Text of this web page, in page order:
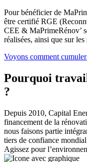
Pour bénéficier de
être certifié RGE
CEE & MaPrimeRénov’
réalisées, ainsi que sur
Voyons comment
Pourquoi
?
Depuis 2010, Capital
financement de la
nous faisons partie
tiers de confiance
Agissez pour